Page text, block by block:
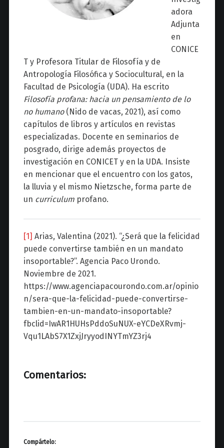
adora
Adjunta
en
CONICE
T y Profesora Titular de Filosofía y de
Antropología Filosófica y Sociocultural, en la
Facultad de Psicología (UDA). Ha escrito
Filosofía profana: hacia un pensamiento de lo
no humano(Nido de vacas, 2021), así como
capítulos de libros y artículos en revistas
especializadas. Docente en seminarios de
posgrado, dirige además proyectos de
investigación en CONICET y en la UDA. Insiste
en mencionar que el encuentro con los gatos,
la lluvia y el mismo Nietzsche, forma parte de
un curriculumprofano.
[1] Arias, Valentina (2021). “¿Será que la felicidad
puede convertirse también en un mandato
insoportable?”. Agencia Paco Urondo.
Noviembre de 2021.
https://www.agenciapacourondo.com.ar/opinio
n/sera-que-la-felicidad-puede-convertirse-
tambien-en-un-mandato-insoportable?
fbclid=IwAR1HUHsPddoSuNUX-eYCDeXRvmj-
Vqu1LAbS7X1ZxjJryyodINYTmYZ3rj4
Comentarios:
Compártelo: